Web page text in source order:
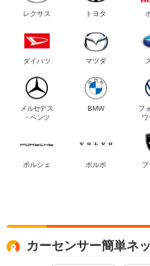
レクサス トヨタ
ダイハツ マツダ
メルセデス
・ベンツ
BMW
フ
ワ
ポルシェ ボルボ プ
カーセンサー簡単ネ